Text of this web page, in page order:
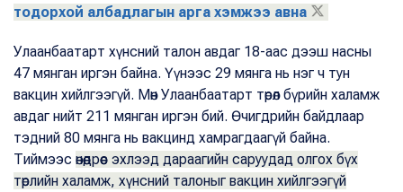
тодорхой албадлагын арга хэмжээ авна
Улаанбаатарт хүнсний талон авдаг 18-аас дээш насны
47 мянган иргэн байна. Үүнээс 29 мянга нь нэг ч тун
вакцин хийлгээгүй. Мөн Улаанбаатарт төрөл бүрийн халамж
авдаг нийт 211 мянган иргэн бий. Өчигдрийн байдлаар
тэдний 80 мянга нь вакцинд хамрагдаагүй байна.
Тиймээс өнөөдрөөс эхлээд дараагийн саруудад олгох бүх
төрлийн халамж, хүнсний талоныг вакцин хийлгээгүй